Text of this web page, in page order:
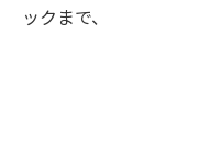
ックまで、